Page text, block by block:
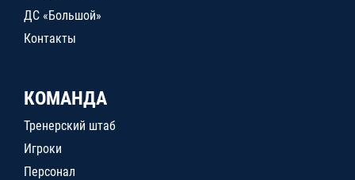
ДС «Большой»
Контакты
КОМАНДА
Тренерский штаб
Игроки
Персонал